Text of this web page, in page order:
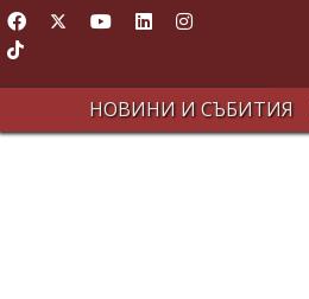
НОВИНИ И СЪБИТИЯ